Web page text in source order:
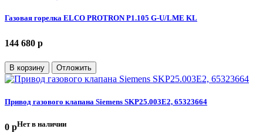
Газовая горелка ELCO PROTRON P1.105 G-U/LME KL
144 680 p
В корзину Отложить
Привод газового клапана Siemens SKP25.003E2, 65323664
0 pНет в наличии